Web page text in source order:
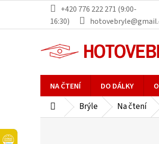
obsah
+420 776 222 271 (9:00-
16:30)
NA ČTENÍ DO DÁLKY
DomůBrýle Na čtení